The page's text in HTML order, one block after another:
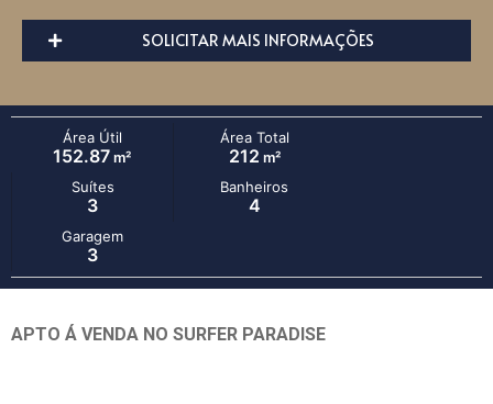
SOLICITAR MAIS INFORMAÇÕES
Área Útil
152.87 m²
Área Total
212 m²
Suítes
3
Banheiros
4
Garagem
3
APTO Á VENDA NO SURFER PARADISE